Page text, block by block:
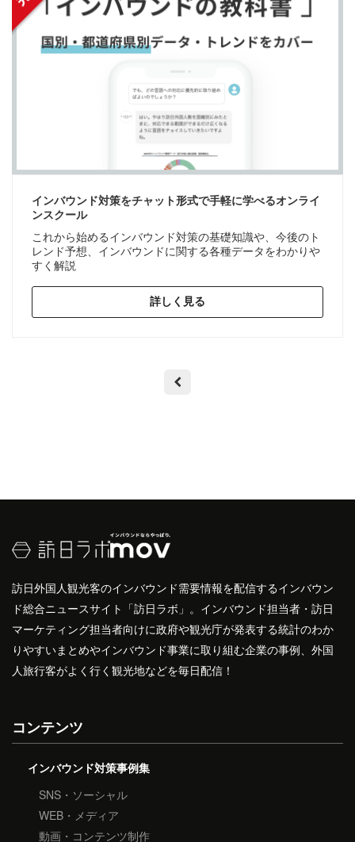
インバウンド対策をチャット形式で手軽に学べるオンライ
ンスクール
これから始めるインバウンド対策の基礎知識や、今後のト
レンド予想、インバウンドに関する各種データをわかりや
すく解説
詳しく見る
訪日外国人観光客のインバウンド需要情報を配信するインバウン
ド総合ニュースサイト「訪日ラボ」。インバウンド担当者・訪日
マーケティング担当者向けに政府や観光庁が発表する統計のわか
りやすいまとめやインバウンド事業に取り組む企業の事例、外国
人旅行客がよく行く観光地などを毎日配信！
コンテンツ
インバウンド対策事例集
SNS・ソーシャル
WEB・メディア
動画・コンテンツ制作